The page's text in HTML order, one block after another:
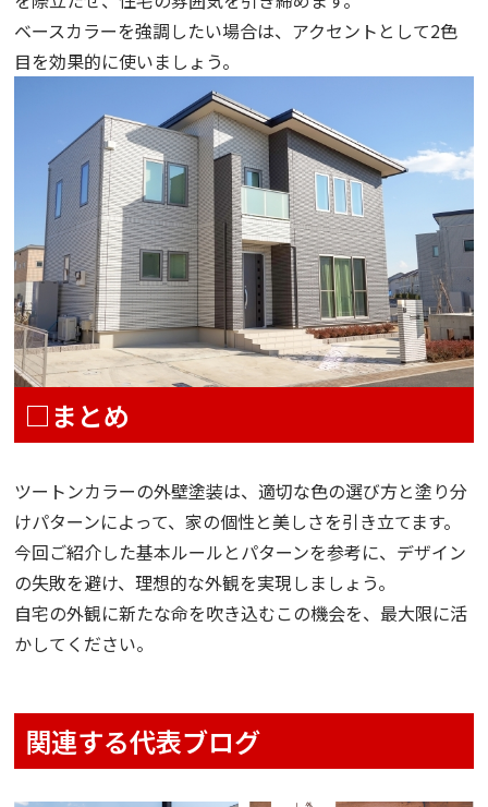
ベースカラーを強調したい場合は、アクセントとして2色
目を効果的に使いましょう。
□まとめ
ツートンカラーの外壁塗装は、適切な色の選び方と塗り分
けパターンによって、家の個性と美しさを引き立てます。
今回ご紹介した基本ルールとパターンを参考に、デザイン
の失敗を避け、理想的な外観を実現しましょう。
自宅の外観に新たな命を吹き込むこの機会を、最大限に活
かしてください。
関連する代表ブログ